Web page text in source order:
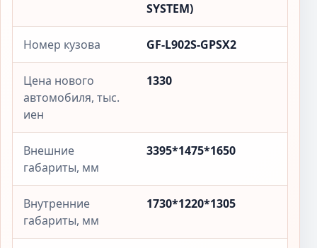
SYSTEM)
Номер кузова GF-L902S-GPSX2
Цена нового
автомобиля, тыс.
иен
1330
Внешние
габариты, мм
3395*1475*1650
Внутренние
габариты, мм
1730*1220*1305